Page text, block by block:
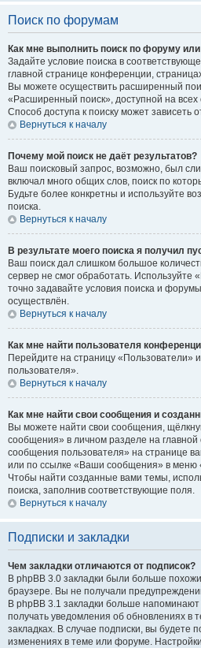
Поиск по форумам
Как мне выполнить поиск по форуму
Задайте условие поиска в
главной странице конференции,
Вы можете осуществить расширенный
«Расширенный поиск», доступной на
Способ доступа к поиску может зависеть
Вернуться к началу
Почему мой поиск не даёт результатов?
Ваш поисковый запрос, возможно, был
включал много общих слов, поиск по
Будьте более конкретны и используйте
поиска.
Вернуться к началу
В результате моего поиска я получил
Ваш поиск дал слишком большое
сервер не смог обработать.
точно задавайте условия поиска и
осуществлён.
Вернуться к началу
Как мне найти пользователя
Перейдите на страницу «Пользователи»
пользователя».
Вернуться к началу
Как мне найти свои сообщения и
Вы можете найти свои сообщения,
сообщения» в личном разделе на
сообщения пользователя» на странице
или по ссылке «Ваши сообщения» в меню
Чтобы найти созданные вами темы,
поиска, заполнив соответствующие поля.
Вернуться к началу
Подписки и закладки
Чем закладки отличаются от подписок?
В phpBB 3.0 закладки были больше
браузере. Вы не получали
В phpBB 3.1 закладки больше
получать уведомления об обновлениях в
закладках. В случае подписки, вы будете
изменениях в теме или форуме.